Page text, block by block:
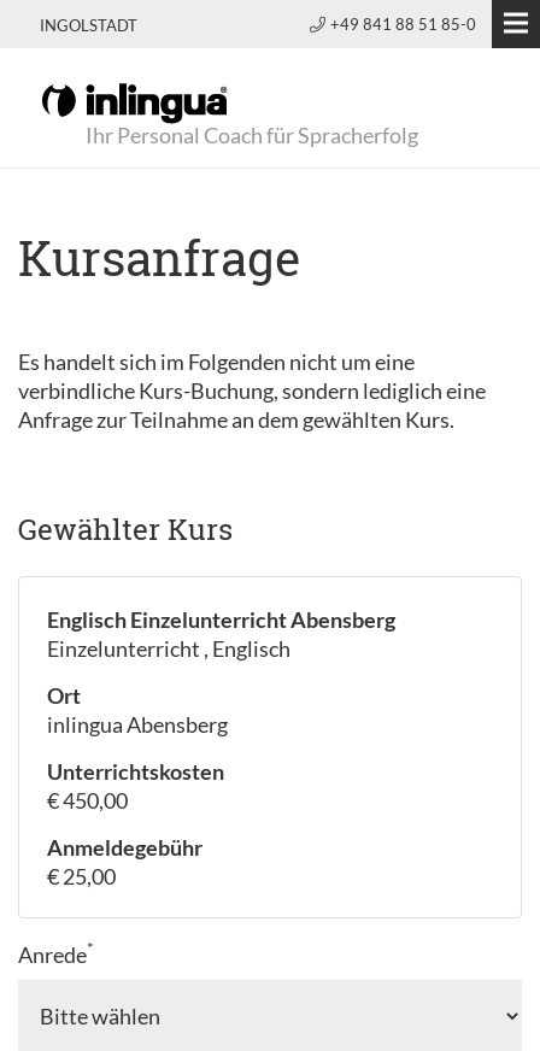
INGOLSTADT +49 841 88 51 85-0
Ihr Personal Coach für Spracherfolg
Kursanfrage
Es handelt sich im Folgenden nicht um eine
verbindliche Kurs-Buchung, sondern lediglich eine
Anfrage zur Teilnahme an dem gewählten Kurs.
Gewählter Kurs
Englisch Einzelunterricht Abensberg
Einzelunterricht , Englisch
Ort
inlingua Abensberg
Unterrichtskosten
€ 450,00
Anmeldegebühr
€ 25,00
Anrede*